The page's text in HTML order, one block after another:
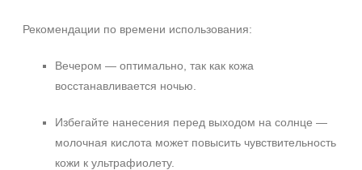
Рекомендации по времени использования:
Вечером — оптимально, так как кожа
восстанавливается ночью.
Избегайте нанесения перед выходом на солнце —
молочная кислота может повысить чувствительность
кожи к ультрафиолету.